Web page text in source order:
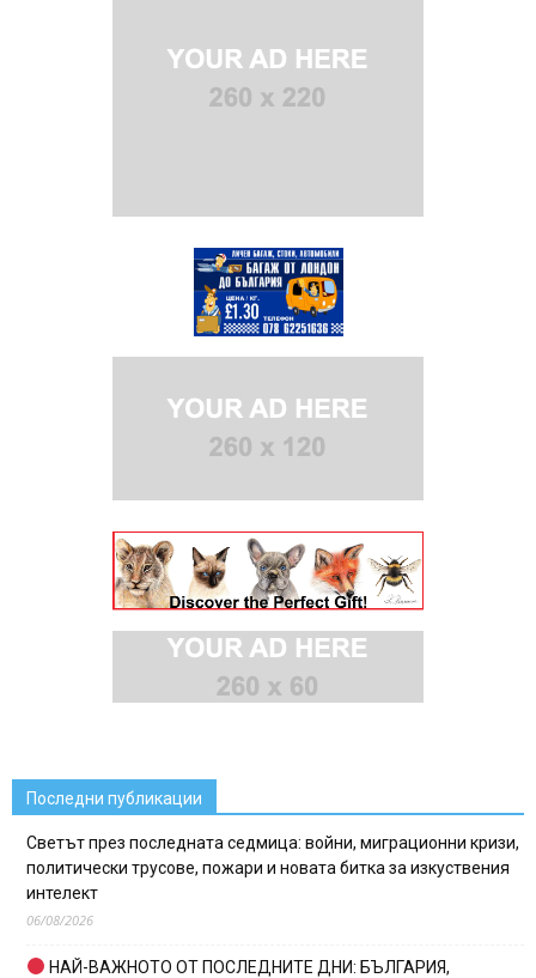
Последни публикации
Светът през последната седмица: войни, миграционни кризи,
политически трусове, пожари и новата битка за изкуствения
интелект
06/08/2026
НАЙ-ВАЖНОТО ОТ ПОСЛЕДНИТЕ ДНИ: БЪЛГАРИЯ,